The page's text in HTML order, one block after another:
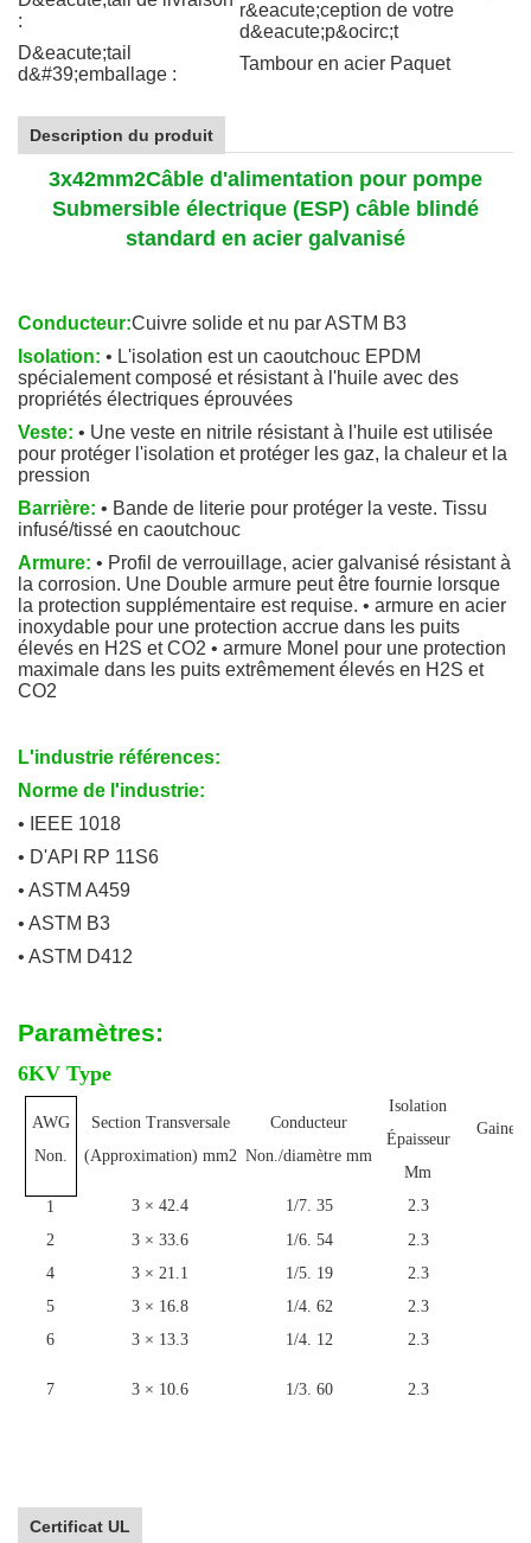
:
r&eacute;ception de votre
d&eacute;p&ocirc;t
D&eacute;tail
d&#39;emballage :
Tambour en acier Paquet
Description du produit
3x42mm2Câble d'alimentation pour pompe
Submersible électrique (ESP) câble blindé
standard en acier galvanisé
Conducteur:Cuivre solide et nu par ASTM B3
Isolation: • L'isolation est un caoutchouc EPDM
spécialement composé et résistant à l'huile avec des
propriétés électriques éprouvées
Veste: • Une veste en nitrile résistant à l'huile est utilisée
pour protéger l'isolation et protéger les gaz, la chaleur et la
pression
Barrière: • Bande de literie pour protéger la veste. Tissu
infusé/tissé en caoutchouc
Armure: • Profil de verrouillage, acier galvanisé résistant à
la corrosion. Une Double armure peut être fournie lorsque
la protection supplémentaire est requise. • armure en acier
inoxydable pour une protection accrue dans les puits
élevés en H2S et CO2 • armure Monel pour une protection
maximale dans les puits extrêmement élevés en H2S et
CO2
L'industrie références:
Norme de l'industrie:
• IEEE 1018
• D'API RP 11S6
• ASTM A459
• ASTM B3
• ASTM D412
Paramètres:
6KV Type
AWG
Non.
Section Transversale
(Approximation) mm2
Conducteur
Non./diamètre mm
Isolation
Épaisseur
Mm
Gaine
1 3 × 42.4 1/7. 35 2.3
2
3 × 33.6 1/6. 54 2.3
4
3 × 21.1 1/5. 19 2.3
5
3 × 16.8 1/4. 62 2.3
6
3 × 13.3 1/4. 12 2.3
7 3 × 10.6 1/3. 60 2.3
Certificat UL